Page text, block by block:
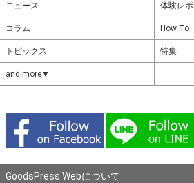
ニュース 体験レポ
コラム How To
トピックス 特集
and more▼
GoodsPress Webについて